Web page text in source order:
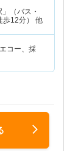
（バス・
歩12分） 他
コー、採